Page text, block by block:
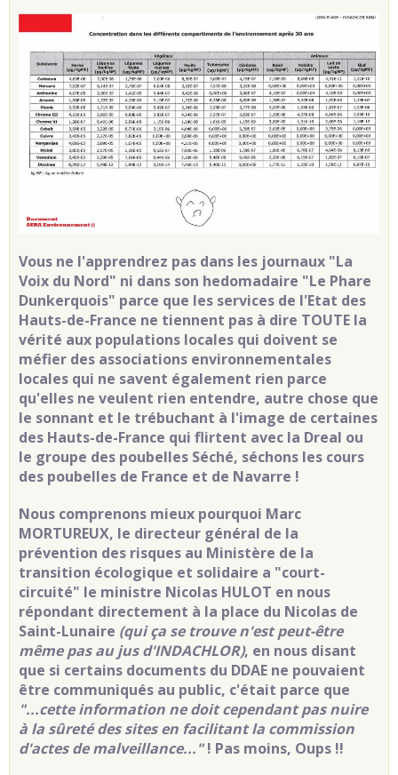
Vous ne l'apprendrez pas dans les journaux "La
Voix du Nord" ni dans son hedomadaire "Le Phare
Dunkerquois" parce que les services de l'Etat des
Hauts-de-France ne tiennent pas à dire TOUTE la
vérité aux populations locales qui doivent se
méfier des associations environnementales
locales qui ne savent également rien parce
qu'elles ne veulent rien entendre, autre chose que
le sonnant et le trébuchant à l'image de certaines
des Hauts-de-France qui flirtent avec la Dreal ou
le groupe des poubelles Séché, séchons les cours
des poubelles de France et de Navarre !
Nous comprenons mieux pourquoi Marc
MORTUREUX, le directeur général de la
prévention des risques au Ministère de la
transition écologique et solidaire a "court-
circuité" le ministre Nicolas HULOT en nous
répondant directement à la place du Nicolas de
Saint-Lunaire (qui ça se trouve n'est peut-être
même pas au jus d'INDACHLOR), en nous disant
que si certains documents du DDAE ne pouvaient
être communiqués au public, c'était parce que
"...cette information ne doit cependant pas nuire
à la sûreté des sites en facilitant la commission
d'actes de malveillance..."! Pas moins, Oups !!